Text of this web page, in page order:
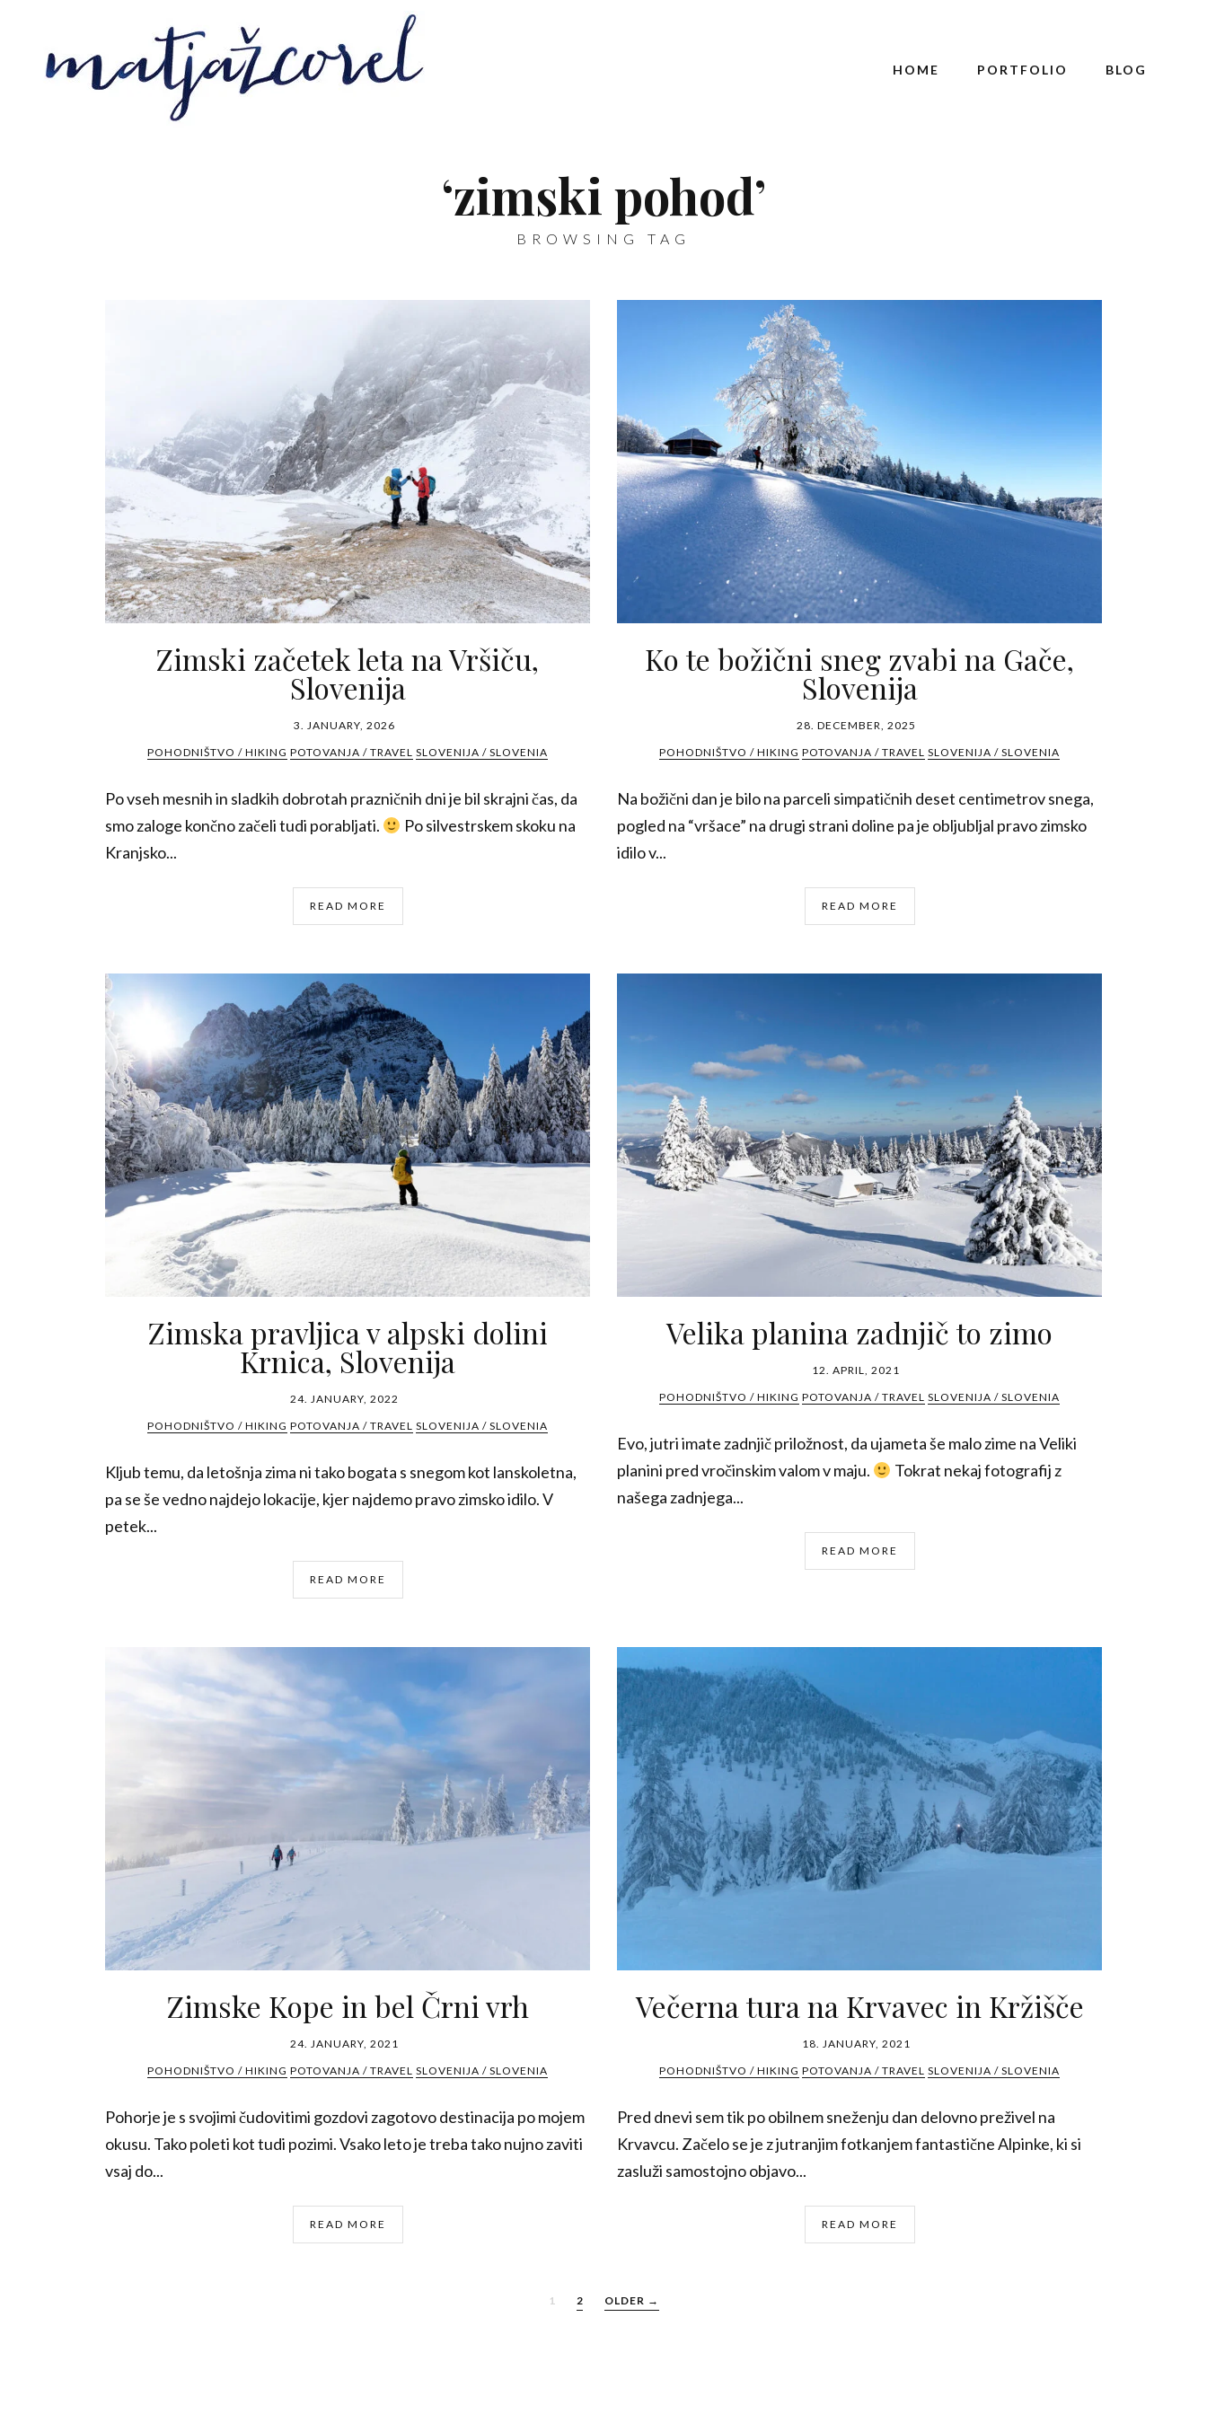
HOME PORTFOLIO BLOG
‘zimski pohod’
BROWSING TAG
Zimski začetek leta na Vršiču,
Slovenija
3. JANUARY, 2026
POHODNIŠTVO / HIKING POTOVANJA / TRAVEL SLOVENIJA / SLOVENIA
Po vseh mesnih in sladkih dobrotah prazničnih dni je bil skrajni čas, da
smo zaloge končno začeli tudi porabljati.
Po silvestrskem skoku na
Kranjsko...
READ MORE
Ko te božični sneg zvabi na Gače,
Slovenija
28. DECEMBER, 2025
POHODNIŠTVO / HIKING POTOVANJA / TRAVEL SLOVENIJA / SLOVENIA
Na božični dan je bilo na parceli simpatičnih deset centimetrov snega,
pogled na “vršace” na drugi strani doline pa je obljubljal pravo zimsko
idilo v...
READ MORE
Zimska pravljica v alpski dolini
Krnica, Slovenija
24. JANUARY, 2022
POHODNIŠTVO / HIKING POTOVANJA / TRAVEL SLOVENIJA / SLOVENIA
Kljub temu, da letošnja zima ni tako bogata s snegom kot lanskoletna,
pa se še vedno najdejo lokacije, kjer najdemo pravo zimsko idilo. V
petek...
READ MORE
Velika planina zadnjič to zimo
12. APRIL, 2021
POHODNIŠTVO / HIKING POTOVANJA / TRAVEL SLOVENIJA / SLOVENIA
Evo, jutri imate zadnjič priložnost, da ujameta še malo zime na Veliki
planini pred vročinskim valom v maju.
Tokrat nekaj fotografij z
našega zadnjega...
READ MORE
Zimske Kope in bel Črni vrh
24. JANUARY, 2021
POHODNIŠTVO / HIKING POTOVANJA / TRAVEL SLOVENIJA / SLOVENIA
Pohorje je s svojimi čudovitimi gozdovi zagotovo destinacija po mojem
okusu. Tako poleti kot tudi pozimi. Vsako leto je treba tako nujno zaviti
vsaj do...
READ MORE
Večerna tura na Krvavec in Kržišče
18. JANUARY, 2021
POHODNIŠTVO / HIKING POTOVANJA / TRAVEL SLOVENIJA / SLOVENIA
Pred dnevi sem tik po obilnem sneženju dan delovno preživel na
Krvavcu. Začelo se je z jutranjim fotkanjem fantastične Alpinke, ki si
zasluži samostojno objavo...
READ MORE
1 2 OLDER →